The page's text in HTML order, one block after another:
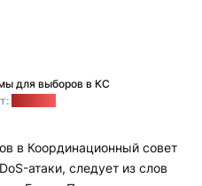
для выборов в КС
в Координационный совет
атаки, следует из слов